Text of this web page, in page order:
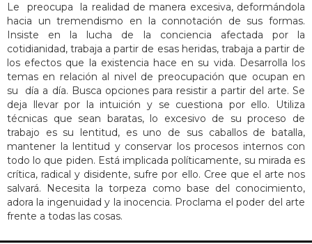
Le preocupa la realidad de manera excesiva, deformándola
hacia un tremendismo en la connotación de sus formas.
Insiste en la lucha de la conciencia afectada por la
cotidianidad, trabaja a partir de esas heridas, trabaja a partir de
los efectos que la existencia hace en su vida. Desarrolla los
temas en relación al nivel de preocupación que ocupan en
su día a día. Busca opciones para resistir a partir del arte. Se
deja llevar por la intuición y se cuestiona por ello. Utiliza
técnicas que sean baratas, lo excesivo de su proceso de
trabajo es su lentitud, es uno de sus caballos de batalla,
mantener la lentitud y conservar los procesos internos con
todo lo que piden. Está implicada políticamente, su mirada es
crítica, radical y disidente, sufre por ello. Cree que el arte nos
salvará. Necesita la torpeza como base del conocimiento,
adora la ingenuidad y la inocencia. Proclama el poder del arte
frente a todas las cosas.